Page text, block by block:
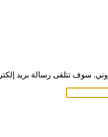
سوف تتلقى رسالة بريد